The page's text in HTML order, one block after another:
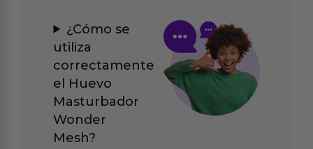
¿Cómo se
utiliza
correctamente
el Huevo
Masturbador
Wonder
Mesh?